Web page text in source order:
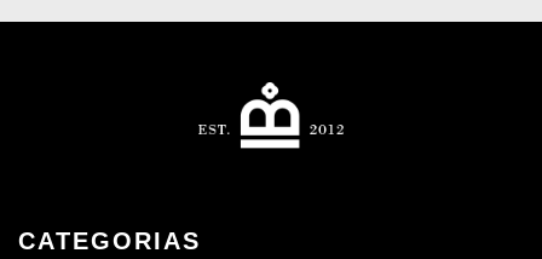
CATEGORIAS